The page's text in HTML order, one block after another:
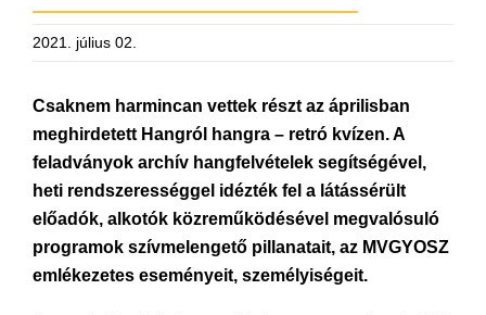
2021. július 02.
Csaknem harmincan vettek részt az áprilisban
meghirdetett Hangról hangra – retró kvízen. A
feladványok archív hangfelvételek segítségével,
heti rendszerességgel idézték fel a látássérült
előadók, alkotók közreműködésével megvalósuló
programok szívmelengető pillanatait, az MVGYOSZ
emlékezetes eseményeit, személyiségeit.